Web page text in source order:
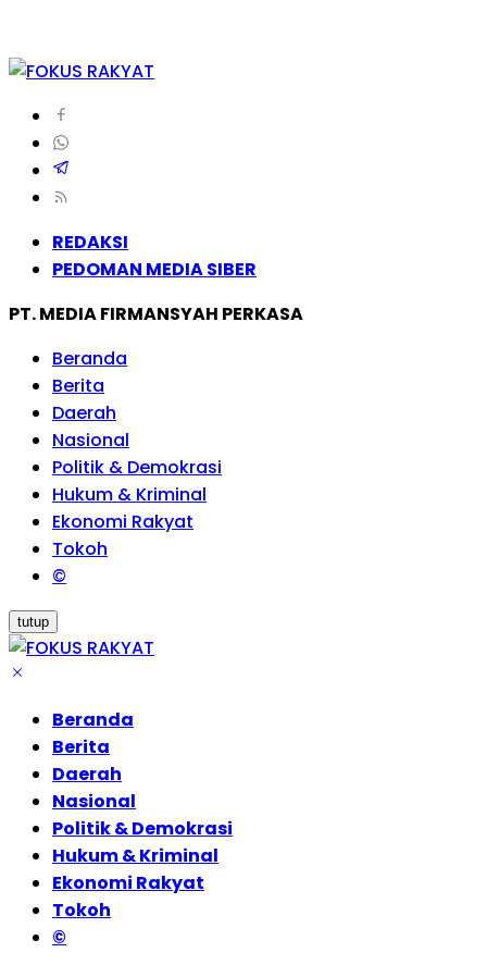
REDAKSI
PEDOMAN MEDIA SIBER
PT. MEDIA FIRMANSYAH PERKASA
Beranda
Berita
Daerah
Nasional
Politik & Demokrasi
Hukum & Kriminal
Ekonomi Rakyat
Tokoh
©
tutup
Beranda
Berita
Daerah
Nasional
Politik & Demokrasi
Hukum & Kriminal
Ekonomi Rakyat
Tokoh
©